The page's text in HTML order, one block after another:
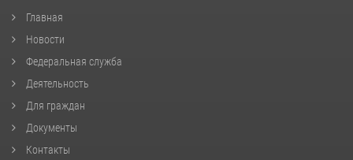
Главная
Новости
Федеральная служба
Деятельность
Для граждан
Документы
Контакты